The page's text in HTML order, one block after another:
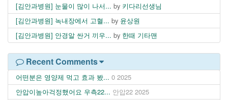
[김안과병원] 눈물이 많이 나서... by 키다리선생님
[김안과병원] 녹내장에서 고혈... by 윤상원
[김안과병원] 안경알 싼거 끼우... by 한때 기타맨
Recent Comments
어떤분은 영양제 먹고 효과 봤... 0 2025
안압이높아걱정했어요 우측22... 안압22 2025